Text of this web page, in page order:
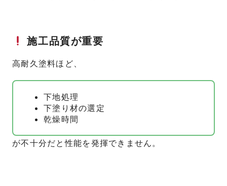
施工品質が重要
高耐久塗料ほど、
下地処理
下塗り材の選定
乾燥時間
が不十分だと性能を発揮できません。